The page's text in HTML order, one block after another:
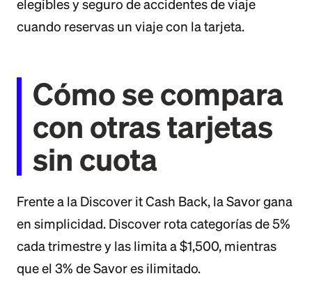
elegibles y seguro de accidentes de viaje
cuando reservas un viaje con la tarjeta.
Cómo se compara
con otras tarjetas
sin cuota
Frente a la Discover it Cash Back, la Savor gana
en simplicidad. Discover rota categorías de 5%
cada trimestre y las limita a $1,500, mientras
que el 3% de Savor es ilimitado.